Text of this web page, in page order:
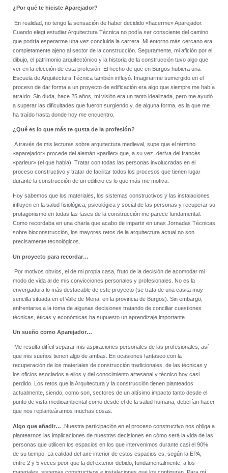
¿Por qué te hiciste Aparejador?
En realidad, no tengo la sensación de haber decidido «hacerme» Aparejador.
Cuando elegí estudiar Arquitectura Técnica no podía ser consciente del camino
que podría esperarme una vez concluida la carrera. Mi entorno más cercano era
completamente ajeno al sector de la construcción. Seguramente, mi afición por el
dibujo, el patrimonio arquitectónico y la historia de la construcción tuvo algo que
ver en la elección de esta profesión. El hecho de que en Burgos hubiera una
Escuela de Arquitectura Técnica también influyó. Imaginarme sumergido en el
proceso de dar forma a un proyecto de edificación era algo que siempre me había
atraído. Sin duda, hace 25 años, mi visión era un tanto idealizada, pero me ayudó
a superar las dificultades que fueron surgiendo y, de alguna forma, es la que me
ha traído hasta donde hoy me encuentro.
¿Qué es lo que más te gusta de la profesión?
A través de mis lecturas sobre arquitectura medieval, supe que el término
«aparejador» procede del alemán «parlier» que, a su vez, deriva del francés
«parleur» (el que habla). Tratar con todas las personas involucradas en el
proceso constructivo y tratar de facilitar todos los procesos que tienen lugar
durante la construcción de un edificio es lo que más me motiva.
Hoy sabemos que los materiales, los sistemas constructivos y las instalaciones
influyen en la salud fisiológica, psicológica y social de las personas y recuperar su
protagonismo en todas las fases de la construcción me parece fundamental.
Como recordaba en una charla que acabo de impartir en unas Jornadas Técnicas
sobre bioconstrucción, los mayores retos de la arquitectura actual no son
precisamente tecnológicos.
Un proyecto para recordar…
Por motivos obvios, el de mi propia casa, fruto de la decisión de acomodar mi
modo de vida al de mis convicciones personales y profesionales. No es la
envergadura lo más destacable de este proyecto (se trata de una casita muy
sencilla situada en el Valle de Mena, en la provincia de Burgos). Sin embargo,
enfrentarse a la toma de algunas decisiones tratando de conciliar cuestiones
técnicas, éticas y económicas ha supuesto un aprendizaje importante.
Un sueño como Aparejador…
Me resulta difícil separar mis aspiraciones personales de las profesionales, así
que mis sueños tienen algo de ambas. En ocasiones fantaseo con la
recuperación de los materiales de construcción tradicionales, de las técnicas y
los oficios asociados a ellos y del conocimiento artesanal y técnico hoy casi
perdido. Los retos que la Arquitectura y la construcción tienen planteados
actualmente, siendo, como son, sectores de un altísimo impacto tanto desde el
punto de vista medioambiental como desde el de la salud humana, deberían hacer
que nos replanteáramos muchas cosas.
Algo que añadir… Nuestra participación en el proceso constructivo nos obliga a
plantearnos las implicaciones de nuestras decisiones en cómo será la vida de las
personas que utilicen los espacios en los que intervenimos durante casi el 90%
de su tiempo. La calidad del aire interior de estos espacios es, según la EPA,
entre 2 y 5 veces peor que la del exterior debido, fundamentalmente, a los
materiales, sistemas constructivos e instalaciones que los configuran. Para mí,